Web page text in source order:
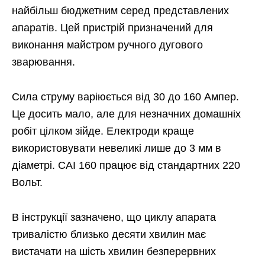
найбільш бюджетним серед представлених
апаратів. Цей пристрій призначений для
виконання майстром ручного дугового
зварювання.
Сила струму варіюється від 30 до 160 Ампер.
Це досить мало, але для незначних домашніх
робіт цілком зійде. Електроди краще
використовувати невеликі лише до 3 мм в
діаметрі. САІ 160 працює від стандартних 220
Вольт.
В інструкції зазначено, що циклу апарата
тривалістю близько десяти хвилин має
вистачати на шість хвилин безперервних